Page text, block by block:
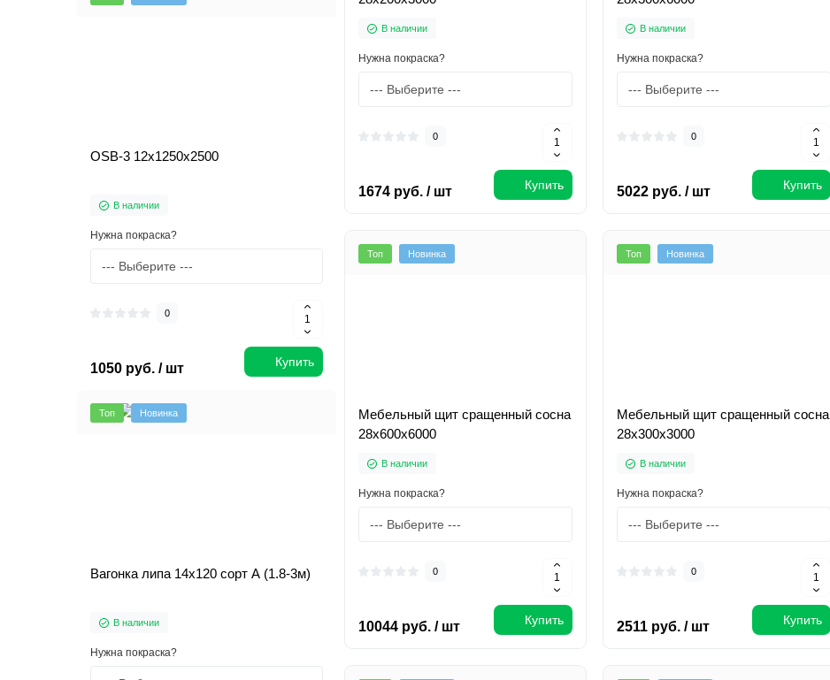
OSB-3 12х1250x2500
В наличии
Нужна покраска?
0
1050 руб. / шт Купить
Топ Новинка
Вагонка липа 14х120 сорт А (1.8-3м)
В наличии
Нужна покраска?
В наличии
Нужна покраска?
0
1674 руб. / шт Купить
В наличии
Нужна покраска?
0
5022 руб. / шт Купить
Топ Новинка
Мебельный щит сращенный сосна
28х600х6000
В наличии
Нужна покраска?
0
10044 руб. / шт Купить
Топ Новинка
Мебельный щит сращенный сосна
28х300х3000
В наличии
Нужна покраска?
0
2511 руб. / шт Купить